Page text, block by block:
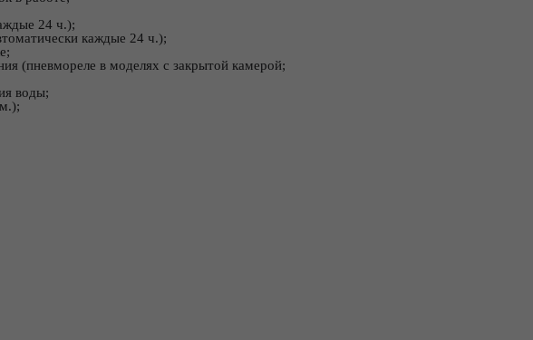
24 ч.);
каждые 24 ч.);
(пневмореле в моделях с закрытой камерой;
воды;